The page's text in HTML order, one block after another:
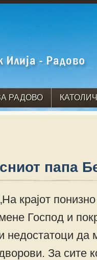
РАДОВО
папа
крајот
Господ и
недостатоци да
За сите